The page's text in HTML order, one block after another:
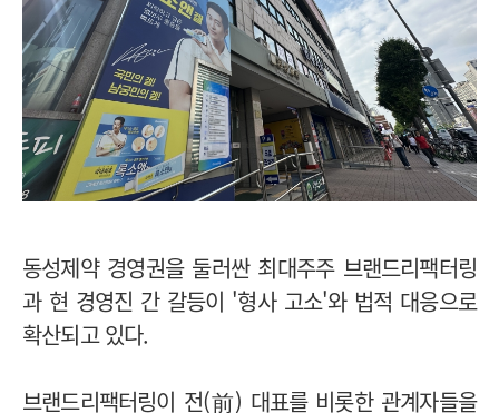
동성제약 경영권을 둘러싼 최대주주 브랜드리팩터링
과 현 경영진 간 갈등이 '형사 고소'와 법적 대응으로
확산되고 있다.
브랜드리팩터링이 전(前) 대표를 비롯한 관계자들을